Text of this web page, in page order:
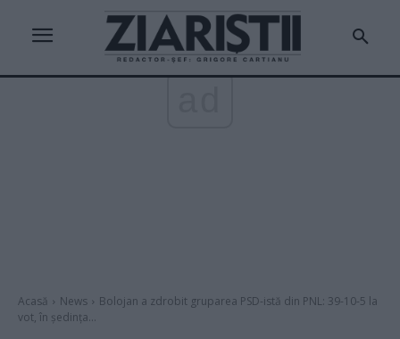
Acasă News
Bolojan a zdrobit gruparea PSD-istă din PNL: 39-10-5 la
vot, în ședința...